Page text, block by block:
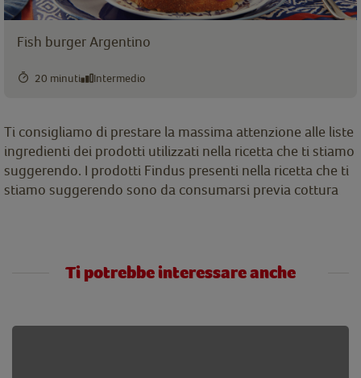
Fish burger Argentino
20 minuti Intermedio
Ti consigliamo di prestare la massima attenzione alle liste
ingredienti dei prodotti utilizzati nella ricetta che ti stiamo
suggerendo. I prodotti Findus presenti nella ricetta che ti
stiamo suggerendo sono da consumarsi previa cottura
Ti potrebbe interessare anche